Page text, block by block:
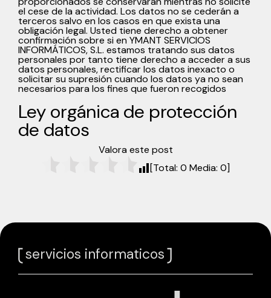
el cese de la actividad. Los datos no se cederán a
terceros salvo en los casos en que exista una
obligación legal. Usted tiene derecho a obtener
confirmación sobre si en YMANT SERVICIOS
INFORMÁTICOS, S.L. estamos tratando sus datos
personales por tanto tiene derecho a acceder a sus
datos personales, rectificar los datos inexacto o
solicitar su supresión cuando los datos ya no sean
necesarios para los fines que fueron recogidos
Ley orgánica de protección
de datos
Valora este post
[Total: 0 Media: 0]
servicios informaticos